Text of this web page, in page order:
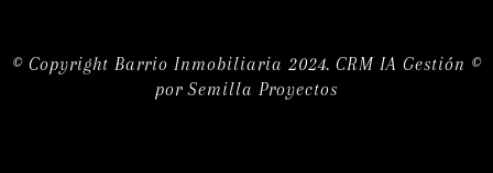
© Copyright Barrio Inmobiliaria 2024. CRM IA Gestión ©
porSemilla Proyectos